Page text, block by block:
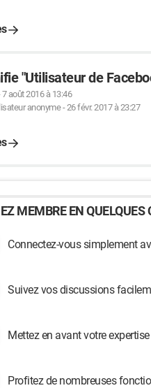
"Utilisateur de
7 août 2016 à 13:46
anonyme-26 févr. 2017 à 23:27
MEMBRE EN QUELQUES
Connectez-vous simplement
Suivez vos discussions
Mettez en avant votre
Profitez de nombreuses